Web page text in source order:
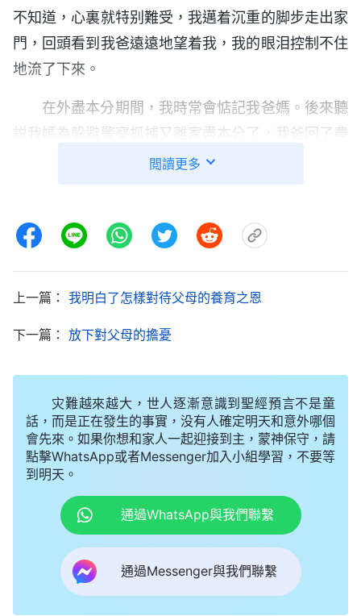
不知道，心裏就特别難受，我邁着沉重的脚步走出家
門，回頭看到我爸遠遠地望着我，我的眼泪控制不住
地流了下來。
在外盡本分期間，我時常會惦記我爸媽。後來聽
説我媽為躲避警察抓捕又離家盡本分了，我爸回了農
村老家。我害怕我爸一個人不會照顧自己，心裏更惦
哥家。吃晚飯的時候我爸來了，他進屋端詳了好一會
地説：「你還知道回來呀！」那一刻我心裏特别難
我爸説我走以後警察上我哥家去查問我的情况，又上
大半輩子盡搬家了，東躲西藏没過上安穩的日子。我
看着蒼老的爸爸，心裏充滿了内疚和自責。想到我爸
操勞了大半輩子，我這些年在外盡本分一點兒女的責
任都没盡上，還連累我爸提心吊膽地過日子，我就是
個不孝的女兒。我越想越難過，眼泪再次流了出來。
我意識到自己的情形不對了，這不是在埋怨神嗎？就
趕緊禱告求神扭轉我的情形。因我留在家裏不安全，
第二天就匆忙地走了，可我心裏總惦記着我爸，盡本
閲讀更多
上一篇： 我明白了怎樣對待父母的養育之恩
下一篇： 放下對父母的擔憂
灾難越來越大，世人逐漸意識到聖經預言不是童
話，而是正在發生的事實，没有人確定明天和意外哪個
會先來。如果你想和家人一起迎接到主，蒙神保守，請
點擊WhatsApp或者Messenger加入小組學習，不要等
到明天。
通過WhatsApp與我們聯繫
通過Messenger與我們聯繫